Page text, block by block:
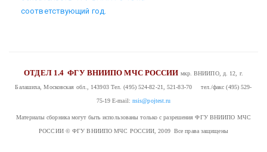
соответствующий год.
ОТДЕЛ 1.4ФГУ ВНИИПО МЧС РОССИИ мкр. ВНИИПО, д. 12, г.
Балашиха, Московская обл., 143903Тел. (495) 524-82-21, 521-83-70 тел./факс (495) 529-
75-19 E-mail: nsis@pojtest.ru
Материалы сборника могут быть использованы только с разрешения ФГУ ВНИИПО МЧС
РОССИИ© ФГУ ВНИИПО МЧС РОССИИ, 2009 Все права защищены